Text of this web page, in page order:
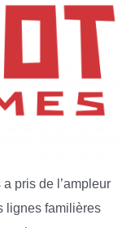
pris de l’ampleur
lignes familières